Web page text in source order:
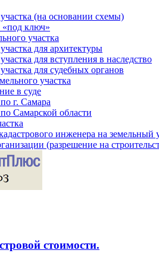
(на основании схемы)
ключ»
участка
для архитектуры
для вступления в наследство
для судебных органов
участка
в суде
г. Самара
Самарской области
инженера на земельный
(разрешение на
стоимости.